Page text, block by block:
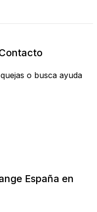
o busca ayuda
España en